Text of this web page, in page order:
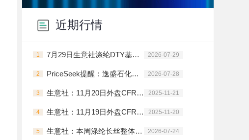
近期行情
1 7月29日生意社涤纶DTY基准价为9450.00元/吨 2026-07-29
2 PriceSeek提醒：逸盛石化公布7月PTA合约暂结价 2026-07-28
3 生意社：11月20日外盘CFR中国PTA主流价格下调 2025-11-21
4 生意社：11月19日外盘CFR中国PTA主流价格下调 2025-11-20
5 生意社：本周涤纶长丝整体走势震荡上行 2026-07-24